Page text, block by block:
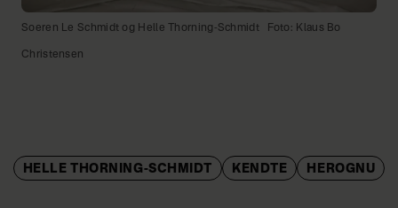
Soeren Le Schmidt og Helle Thorning-Schmidt Foto: Klaus Bo
Christensen
HELLE THORNING-SCHMIDT KENDTE HEROGNU